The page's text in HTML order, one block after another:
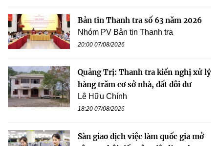
Bản tin Thanh tra số 63 năm 2026
Nhóm PV Bản tin Thanh tra
20:00 07/08/2026
Quảng Trị: Thanh tra kiến nghị xử lý
hàng trăm cơ sở nhà, đất dôi dư
Lê Hữu Chính
18:20 07/08/2026
Sàn giao dịch việc làm quốc gia mở